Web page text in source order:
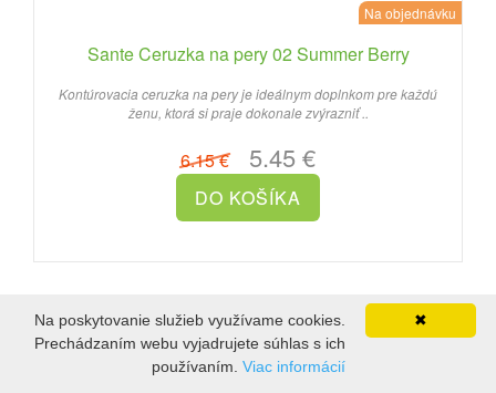
Na objednávku
Sante Ceruzka na pery 02 Summer Berry
Kontúrovacia ceruzka na pery je ideálnym doplnkom pre každú
ženu, ktorá si praje dokonale zvýrazniť ..
6.15 €5.45 €
-11%
✖
Na poskytovanie služieb využívame cookies.
Prechádzaním webu vyjadrujete súhlas s ich
používaním. Viac informácií